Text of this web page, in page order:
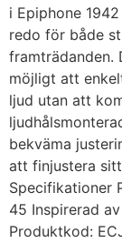
i Epiphone
redo för både
framträdanden.
möjligt att
ljud utan att
bekväma
att finjustera
Specifikationer
45 Inspirerad
Produktkod: